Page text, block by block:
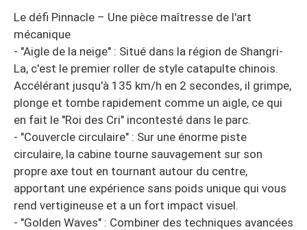
Le défi Pinnacle – Une pièce maîtresse de l'art
mécanique
- "Aigle de la neige" : Situé dans la région de Shangri-
La, c'est le premier roller de style catapulte chinois.
Accélérant jusqu'à 135 km/h en 2 secondes, il grimpe,
plonge et tombe rapidement comme un aigle, ce qui
en fait le "Roi des Cri" incontesté dans le parc.
- "Couvercle circulaire" : Sur une énorme piste
circulaire, la cabine tourne sauvagement sur son
propre axe tout en tournant autour du centre,
apportant une expérience sans poids unique qui vous
rend vertigineuse et a un fort impact visuel.
- "Golden Waves" : Combiner des techniques avancées